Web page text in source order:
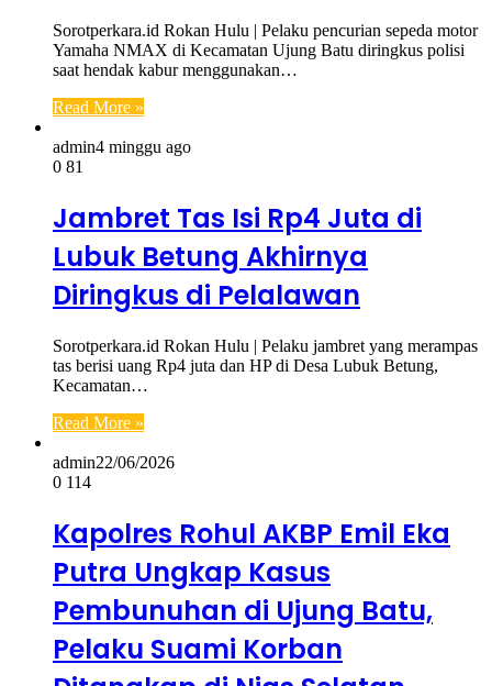
Sorotperkara.id Rokan Hulu | Pelaku pencurian sepeda motor
Yamaha NMAX di Kecamatan Ujung Batu diringkus polisi
saat hendak kabur menggunakan…
Read More »
admin4 minggu ago
0 81
Jambret Tas Isi Rp4 Juta di
Lubuk Betung Akhirnya
Diringkus di Pelalawan
Sorotperkara.id Rokan Hulu | Pelaku jambret yang merampas
tas berisi uang Rp4 juta dan HP di Desa Lubuk Betung,
Kecamatan…
Read More »
admin22/06/2026
0 114
Kapolres Rohul AKBP Emil Eka
Putra Ungkap Kasus
Pembunuhan di Ujung Batu,
Pelaku Suami Korban